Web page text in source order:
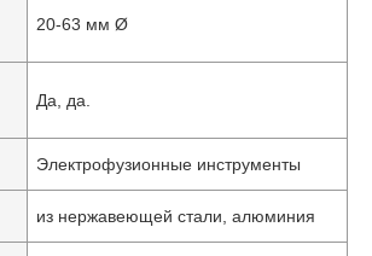
20-63 мм Ø
Да, да.
Электрофузионные инструменты
из нержавеющей стали, алюминия